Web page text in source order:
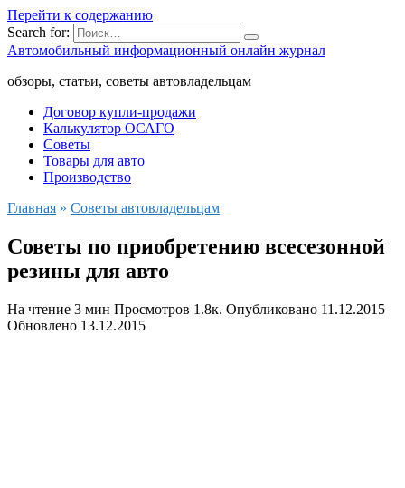
Перейти к содержанию
Search for:
Автомобильный информационный онлайн журнал
обзоры, статьи, советы автовладельцам
Договор купли-продажи
Калькулятор ОСАГО
Советы
Товары для авто
Производство
Главная » Советы автовладельцам
Советы по приобретению всесезонной
резины для авто
На чтение 3 мин Просмотров 1.8к. Опубликовано 11.12.2015
Обновлено 13.12.2015